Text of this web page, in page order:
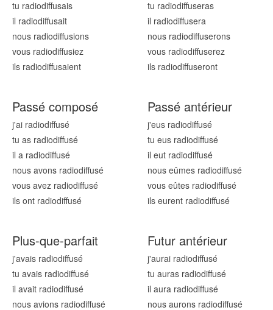
tu radiodiffusais
il radiodiffusait
nous radiodiffusions
vous radiodiffusiez
ils radiodiffusaient
tu radiodiffuseras
il radiodiffusera
nous radiodiffuserons
vous radiodiffuserez
ils radiodiffuseront
Passé composé
j'ai radiodiffusé
tu as radiodiffusé
il a radiodiffusé
nous avons radiodiffusé
vous avez radiodiffusé
ils ont radiodiffusé
Passé antérieur
j'eus radiodiffusé
tu eus radiodiffusé
il eut radiodiffusé
nous eûmes radiodiffusé
vous eûtes radiodiffusé
ils eurent radiodiffusé
Plus-que-parfait
j'avais radiodiffusé
tu avais radiodiffusé
il avait radiodiffusé
nous avions radiodiffusé
Futur antérieur
j'aurai radiodiffusé
tu auras radiodiffusé
il aura radiodiffusé
nous aurons radiodiffusé